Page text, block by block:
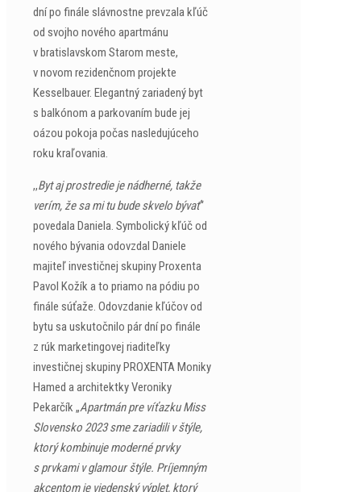
dní po finále slávnostne prevzala kľúč
od svojho nového apartmánu
v bratislavskom Starom meste,
v novom rezidenčnom projekte
Kesselbauer. Elegantný zariadený byt
s balkónom a parkovaním bude jej
oázou pokoja počas nasledujúceho
roku kraľovania.
,,Byt aj prostredie je nádherné, takže
verím, že sa mi tu bude skvelo bývať“
povedala Daniela. Symbolický kľúč od
nového bývania odovzdal Daniele
majiteľ investičnej skupiny Proxenta
Pavol Kožík a to priamo na pódiu po
finále súťaže. Odovzdanie kľúčov od
bytu sa uskutočnilo pár dní po finále
z rúk marketingovej riaditeľky
investičnej skupiny PROXENTA Moniky
Hamed a architektky Veroniky
Pekarčík „Apartmán pre víťazku Miss
Slovensko 2023 sme zariadili v štýle,
ktorý kombinuje moderné prvky
s prvkami v glamour štýle. Príjemným
akcentom je viedenský výplet, ktorý